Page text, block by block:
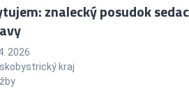
znalecký posudok
2026
kraj